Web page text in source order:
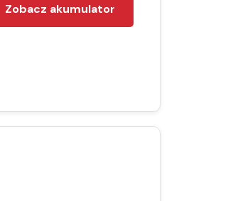
Zobacz akumulator